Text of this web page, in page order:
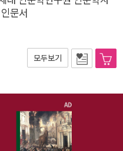
문서
모두보기